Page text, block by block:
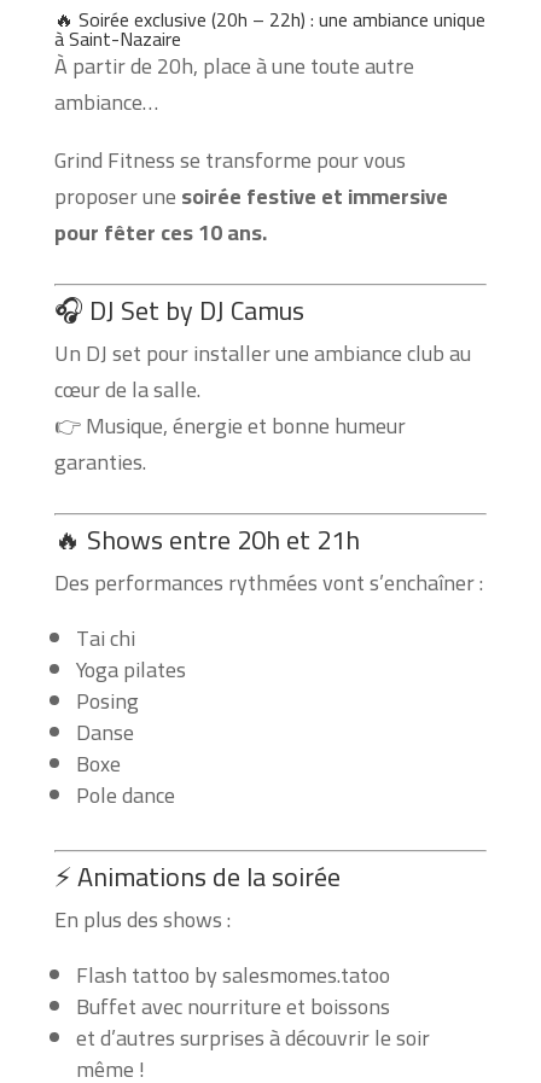
🔥 Soirée exclusive (20h – 22h) : une ambiance unique
à Saint-Nazaire
À partir de 20h, place à une toute autre
ambiance…
Grind Fitness se transforme pour vous
proposer unesoirée festive et immersive
pour fêter ces 10 ans.
🎧 DJ Set by DJ Camus
Un DJ set pour installer une ambiance club au
cœur de la salle.
👉 Musique, énergie et bonne humeur
garanties.
🔥 Shows entre 20h et 21h
Des performances rythmées vont s’enchaîner :
Tai chi
Yoga pilates
Posing
Danse
Boxe
Pole dance
⚡ Animations de la soirée
En plus des shows :
Flash tattoo by salesmomes.tatoo
Buffet avec nourriture et boissons
et d’autres surprises à découvrir le soir
même !